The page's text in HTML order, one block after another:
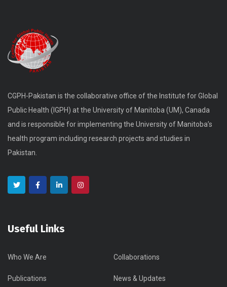
CGPH-Pakistan is the collaborative office of the Institute for Global
Public Health (IGPH) at the University of Manitoba (UM), Canada
and is responsible for implementing the University of Manitoba’s
health program including research projects and studies in
Pakistan.
Useful Links
Who We Are Collaborations
Publications News & Updates